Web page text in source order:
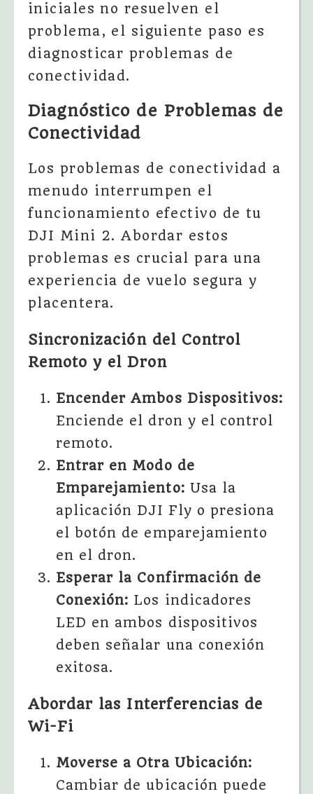
iniciales no resuelven el
problema, el siguiente paso es
diagnosticar problemas de
conectividad.
Diagnóstico de Problemas de
Conectividad
Los problemas de conectividad a
menudo interrumpen el
funcionamiento efectivo de tu
DJI Mini 2. Abordar estos
problemas es crucial para una
experiencia de vuelo segura y
placentera.
Sincronización del Control
Remoto y el Dron
Encender Ambos Dispositivos:
Enciende el dron y el control
remoto.
Entrar en Modo de
Emparejamiento: Usa la
aplicación DJI Fly o presiona
el botón de emparejamiento
en el dron.
Esperar la Confirmación de
Conexión: Los indicadores
LED en ambos dispositivos
deben señalar una conexión
exitosa.
Abordar las Interferencias de
Wi-Fi
Moverse a Otra Ubicación:
Cambiar de ubicación puede